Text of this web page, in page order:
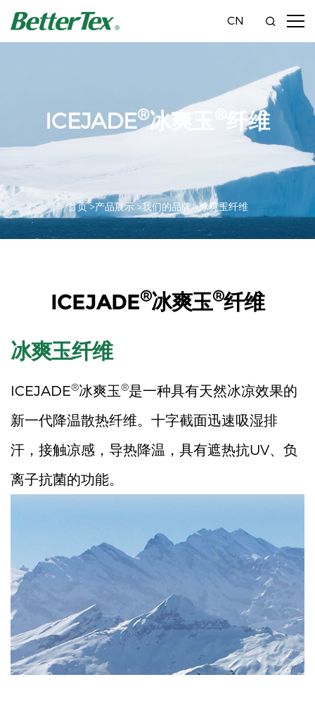
CN
ICEJADE®冰爽玉 纤维
首页 >产品展示 >我们的品牌 >冰爽玉纤维
ICEJADE®冰爽玉®纤维
冰爽玉纤维
ICEJADE®冰爽玉®是一种具有天然冰凉效果的
新一代降温散热纤维。十字截面迅速吸湿排
汗，接触凉感，导热降温，具有遮热抗UV、负
离子抗菌的功能。